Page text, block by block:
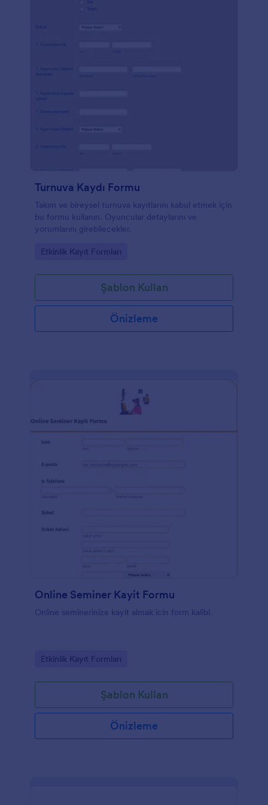
Turnuva Kaydı Formu
Takım ve bireysel turnuva kayıtlarını kabul etmek için
bu formu kullanın. Oyuncular detaylarını ve
yorumlarını girebilecekler.
Go to Category:
Etkinlik Kayıt Formları
Şablon Kullan
Önizleme
Online Seminer Kayit Formu
Online seminerinize kayit almak icin form kalibi.
Go to Category:
Etkinlik Kayıt Formları
Şablon Kullan
Önizleme